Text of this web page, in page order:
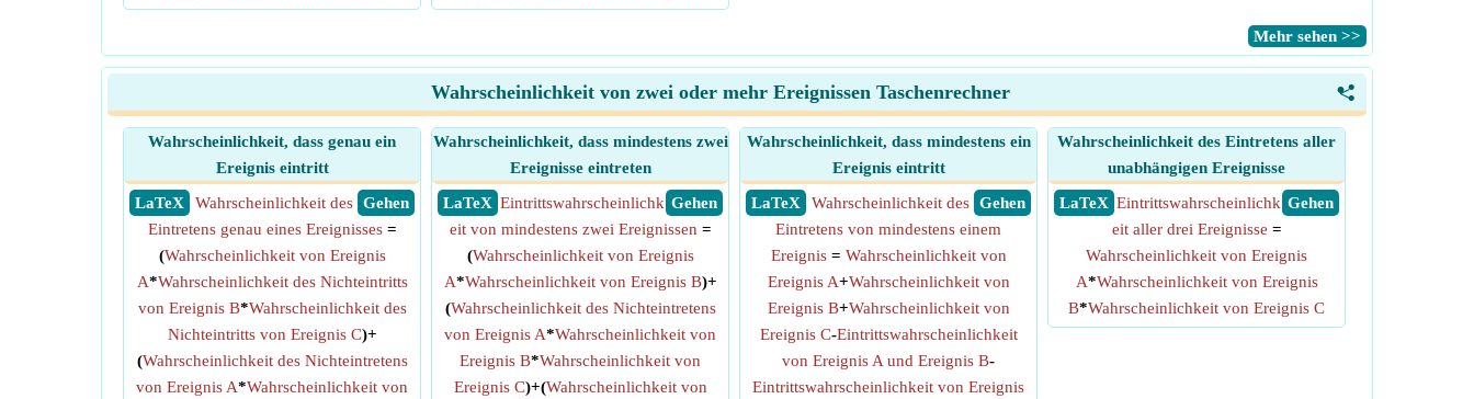
​Mehr sehen >>
<
Wahrscheinlichkeit von zwei oder mehr Ereignissen Taschenrechner
Wahrscheinlichkeit, dass genau ein
Ereignis eintritt
​ LaTeX
​ Gehen
Wahrscheinlichkeit des
Eintretens genau eines Ereignisses=
(Wahrscheinlichkeit von Ereignis
A*Wahrscheinlichkeit des Nichteintritts
von Ereignis B*Wahrscheinlichkeit des
Nichteintritts von Ereignis C)+
(Wahrscheinlichkeit des Nichteintretens
von Ereignis A*Wahrscheinlichkeit von
Wahrscheinlichkeit, dass mindestens zwei
Ereignisse eintreten
​ LaTeX
​ Gehen
Eintrittswahrscheinlichk
eit von mindestens zwei Ereignissen =
(Wahrscheinlichkeit von Ereignis
A*Wahrscheinlichkeit von Ereignis B)+
(Wahrscheinlichkeit des Nichteintretens
von Ereignis A*Wahrscheinlichkeit von
Ereignis B*Wahrscheinlichkeit von
Ereignis C)+(Wahrscheinlichkeit von
Wahrscheinlichkeit, dass mindestens ein
Ereignis eintritt
​ LaTeX
​ Gehen
Wahrscheinlichkeit des
Eintretens von mindestens einem
Ereignis= Wahrscheinlichkeit von
Ereignis A+Wahrscheinlichkeit von
Ereignis B+Wahrscheinlichkeit von
Ereignis C-Eintrittswahrscheinlichkeit
von Ereignis A und Ereignis B-
Eintrittswahrscheinlichkeit von Ereignis
Wahrscheinlichkeit des Eintretens aller
unabhängigen Ereignisse
​ LaTeX
​ Gehen
Eintrittswahrscheinlichk
eit aller drei Ereignisse =
Wahrscheinlichkeit von Ereignis
A*Wahrscheinlichkeit von Ereignis
B*Wahrscheinlichkeit von Ereignis C